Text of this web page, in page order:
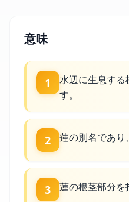
意味
1
水辺に生息す
す。
2 蓮の別名であり
3 蓮の根茎部分を